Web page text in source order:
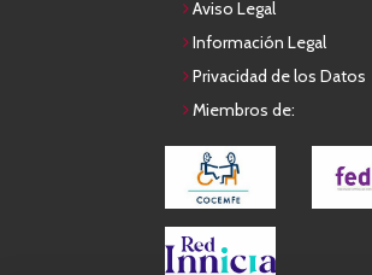
Aviso Legal
Información Legal
Privacidad de los Datos
Miembros de: